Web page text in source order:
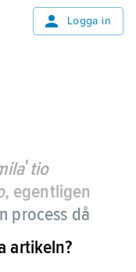
Logga in
, egentligen
process då
helt
artikeln?